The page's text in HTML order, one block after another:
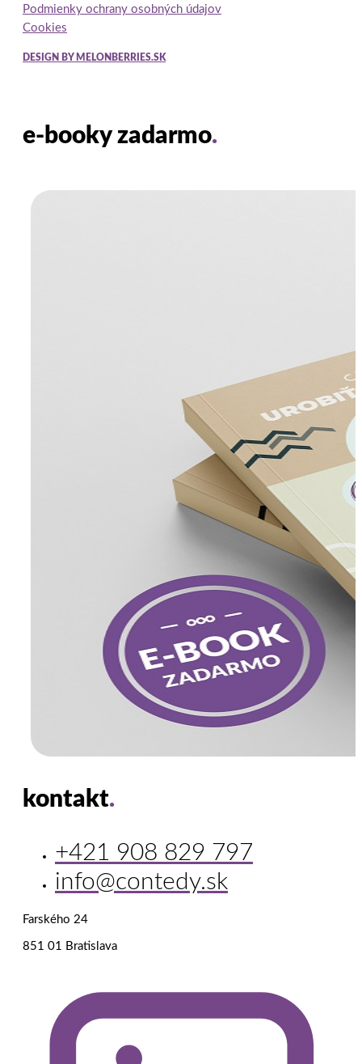
Podmienky ochrany osobných údajov
Cookies
DESIGN BY MELONBERRIES.SK
e-booky zadarmo.
kontakt.
+421 908 829 797
info@contedy.sk
Farského 24
851 01 Bratislava